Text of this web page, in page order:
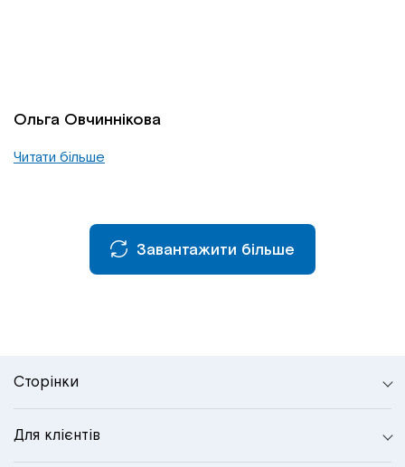
Ольга Овчиннікова
Читати більше
Завантажити більше
Сторінки
Для клієнтів